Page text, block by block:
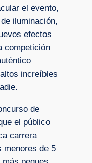
el evento,
iluminación,
efectos
competición
increíbles
de
el público
carrera
menores de 5